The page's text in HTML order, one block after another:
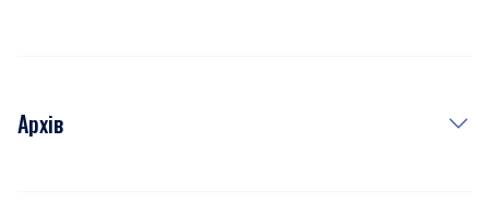
Архів